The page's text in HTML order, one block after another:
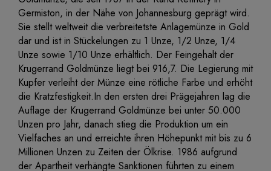
Germiston, in der Nähe von Johannesburg geprägt wird.
Sie stellt weltweit die verbreitetste Anlagemünze in Gold
dar und ist in Stückelungen zu 1 Unze, 1/2 Unze, 1/4
Unze sowie 1/10 Unze erhältlich. Der Feingehalt der
Krugerrand Goldmünze liegt bei 916,7. Die Legierung mit
Kupfer verleiht der Münze eine rötliche Farbe und erhöht
die Kratzfestigkeit.In den ersten drei Prägejahren lag die
Auflage der Krugerrand Goldmünze bei unter 50.000
Unzen pro Jahr, danach stieg die Produktion um ein
Vielfaches an und erreichte ihren Höhepunkt mit bis zu 6
Millionen Unzen zu Zeiten der Ölkrise. 1986 aufgrund
der Apartheit verhängte Sanktionen führten zu einem